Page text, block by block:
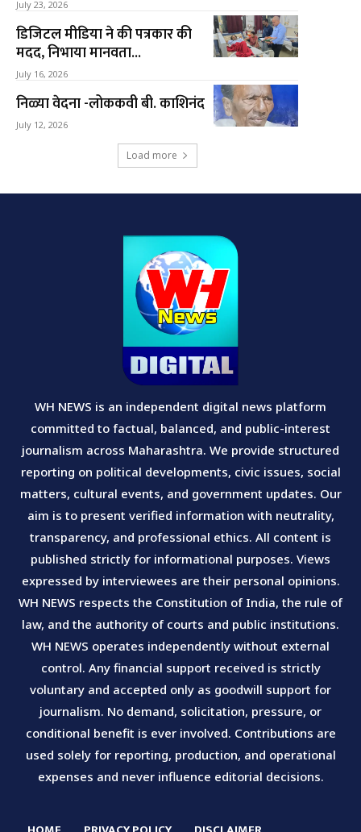
July 23, 2026
डिजिटल मीडिया ने की पत्रकार की
मदद, निभाया मानवता...
July 16, 2026
निळ्या वेदना -लोककवी बी. काशिनंद
July 12, 2026
Load more
WH NEWS is an independent digital news platform
committed to factual, balanced, and public-interest
journalism across Maharashtra. We provide structured
reporting on political developments, civic issues, social
matters, cultural events, and government updates. Our
aim is to present verified information with neutrality,
transparency, and professional ethics. All content is
published strictly for informational purposes. Views
expressed by interviewees are their personal opinions.
WH NEWS respects the Constitution of India, the rule of
law, and the authority of courts and public institutions.
WH NEWS operates independently without external
control. Any financial support received is strictly
voluntary and accepted only as goodwill support for
journalism. No demand, solicitation, pressure, or
conditional benefit is ever involved. Contributions are
used solely for reporting, production, and operational
expenses and never influence editorial decisions.